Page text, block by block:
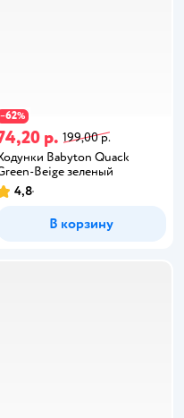
−62%
р. 199,00 р.
Babyton Quack
Beige зеленый
4,8
В корзину